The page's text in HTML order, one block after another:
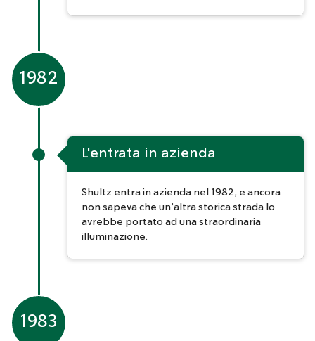
1982
L'entrata in azienda
Shultz entra in azienda nel 1982, e ancora
non sapeva che un’altra storica strada lo
avrebbe portato ad una straordinaria
illuminazione.
1983